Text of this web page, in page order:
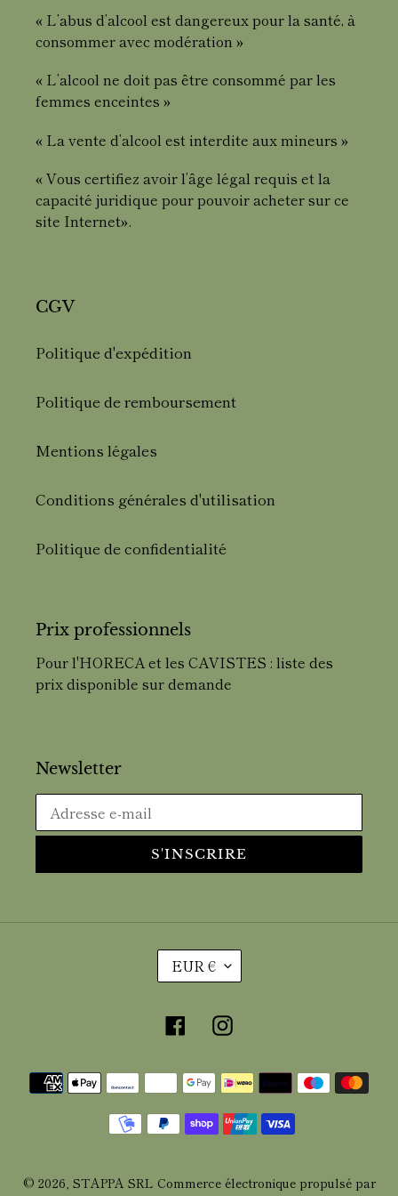
« L’abus d’alcool est dangereux pour la santé, à
consommer avec modération »
« L’alcool ne doit pas être consommé par les
femmes enceintes »
« La vente d’alcool est interdite aux mineurs »
« Vous certifiez avoir l’âge légal requis et la
capacité juridique pour pouvoir acheter sur ce
site Internet».
CGV
Politique d'expédition
Politique de remboursement
Mentions légales
Conditions générales d'utilisation
Politique de confidentialité
Prix professionnels
Pour l'HORECA et les CAVISTES : liste des
prix disponible sur demande
Newsletter
S'INSCRIRE
D
E
E
EUR €
FacebookInstagram
Moyens
de
paiement
© 2026, STAPPA SRL Commerce électronique propulsé par